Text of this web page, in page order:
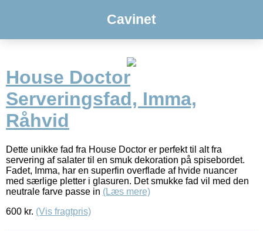
Cavinet
House Doctor
Serveringsfad, Imma,
Råhvid
Dette unikke fad fra House Doctor er perfekt til alt fra
servering af salater til en smuk dekoration på spisebordet.
Fadet, Imma, har en superfin overflade af hvide nuancer
med særlige pletter i glasuren. Det smukke fad vil med den
neutrale farve passe in (Læs mere)
600 kr. (Vis fragtpris)